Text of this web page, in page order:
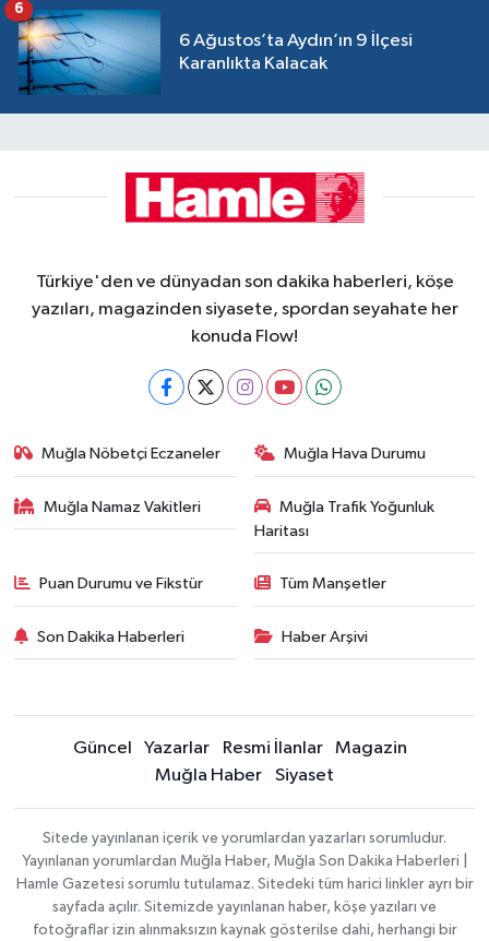
6 Ağustos’ta Aydın’ın 9 İlçesi
Karanlıkta Kalacak
6
Türkiye'den ve dünyadan son dakika haberleri, köşe
yazıları, magazinden siyasete, spordan seyahate her
konuda Flow!
Muğla Nöbetçi Eczaneler Muğla Hava Durumu
Muğla Namaz Vakitleri
Muğla Trafik Yoğunluk
Haritası
Puan Durumu ve Fikstür Tüm Manşetler
Son Dakika Haberleri Haber Arşivi
Güncel Yazarlar Resmi İlanlar
Magazin
Muğla Haber
Siyaset
Sitede yayınlanan içerik ve yorumlardan yazarları sorumludur.
Yayınlanan yorumlardan Muğla Haber, Muğla Son Dakika Haberleri |
Hamle Gazetesi sorumlu tutulamaz. Sitedeki tüm harici linkler ayrı bir
sayfada açılır. Sitemizde yayınlanan haber, köşe yazıları ve
fotoğraflar izin alınmaksızın kaynak gösterilse dahi, herhangi bir